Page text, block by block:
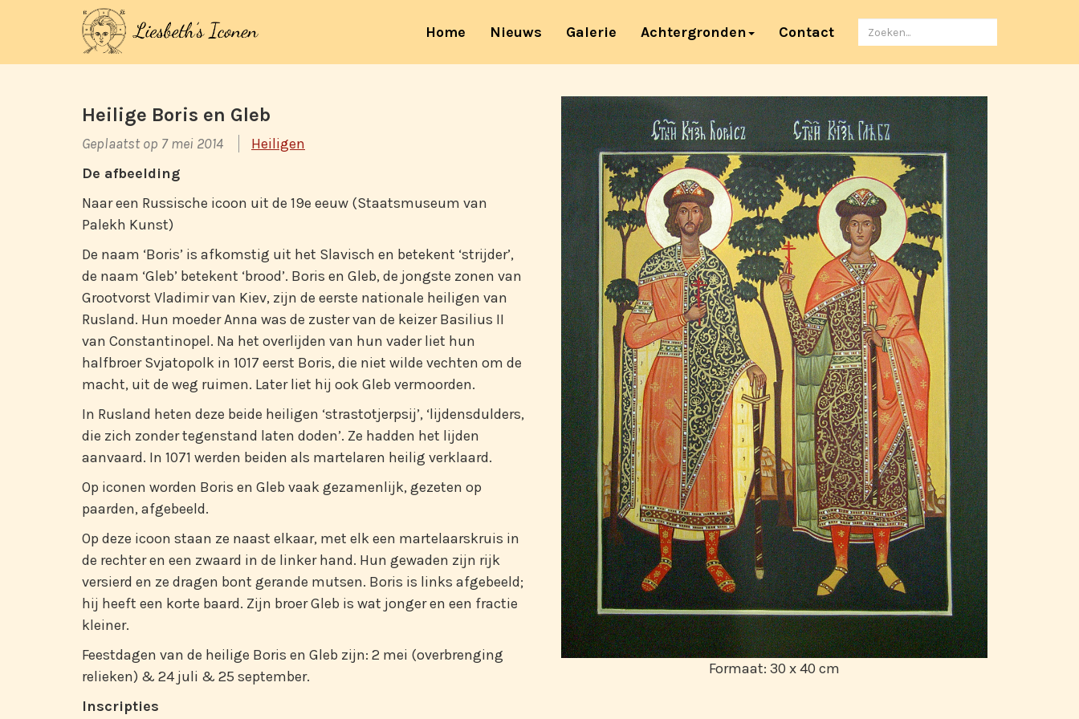
Home (current)
Nieuws Galerie Achtergronden Contact
Zoeken
naar
Heilige Boris en Gleb
Geplaatst op 7 mei 2014
Heiligen
De afbeelding
Naar een Russische icoon uit de 19e eeuw (Staatsmuseum van
Palekh Kunst)
De naam ‘Boris’ is afkomstig uit het Slavisch en betekent ‘strijder’,
de naam ‘Gleb’ betekent ‘brood’. Boris en Gleb, de jongste zonen van
Grootvorst Vladimir van Kiev, zijn de eerste nationale heiligen van
Rusland. Hun moeder Anna was de zuster van de keizer Basilius II
van Constantinopel. Na het overlijden van hun vader liet hun
halfbroer Svjatopolk in 1017 eerst Boris, die niet wilde vechten om de
macht, uit de weg ruimen. Later liet hij ook Gleb vermoorden.
In Rusland heten deze beide heiligen ‘strastotjerpsij’, ‘lijdensdulders,
die zich zonder tegenstand laten doden’. Ze hadden het lijden
aanvaard. In 1071 werden beiden als martelaren heilig verklaard.
Op iconen worden Boris en Gleb vaak gezamenlijk, gezeten op
paarden, afgebeeld.
Op deze icoon staan ze naast elkaar, met elk een martelaarskruis in
de rechter en een zwaard in de linker hand. Hun gewaden zijn rijk
versierd en ze dragen bont gerande mutsen. Boris is links afgebeeld;
hij heeft een korte baard. Zijn broer Gleb is wat jonger en een fractie
kleiner.
Feestdagen van de heilige Boris en Gleb zijn: 2 mei (overbrenging
relieken) & 24 juli & 25 september.
Inscripties
Formaat: 30 x 40 cm